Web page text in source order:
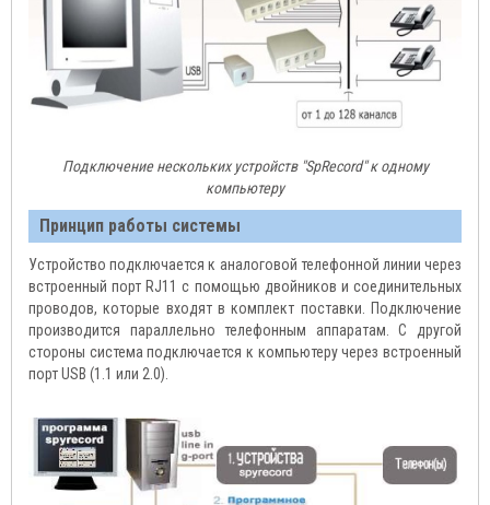
Подключение нескольких устройств "SpRecord" к одному
компьютеру
Принцип работы системы
Устройство подключается к аналоговой телефонной линии через
встроенный порт RJ11 с помощью двойников и соединительных
проводов, которые входят в комплект поставки. Подключение
производится параллельно телефонным аппаратам. С другой
стороны система подключается к компьютеру через встроенный
порт USB (1.1 или 2.0).